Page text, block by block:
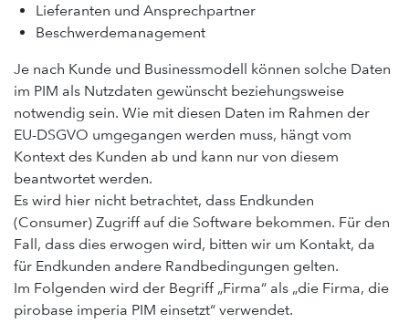
Lieferanten und Ansprechpartner
Beschwerdemanagement
Je nach Kunde und Businessmodell können solche Daten
im PIM als Nutzdaten gewünscht beziehungsweise
notwendig sein. Wie mit diesen Daten im Rahmen der
EU-DSGVO umgegangen werden muss, hängt vom
Kontext des Kunden ab und kann nur von diesem
beantwortet werden.
Es wird hier nicht betrachtet, dass Endkunden
(Consumer) Zugriff auf die Software bekommen. Für den
Fall, dass dies erwogen wird, bitten wir um Kontakt, da
für Endkunden andere Randbedingungen gelten.
Im Folgenden wird der Begriff „Firma“ als „die Firma, die
pirobase imperia PIM einsetzt“ verwendet.